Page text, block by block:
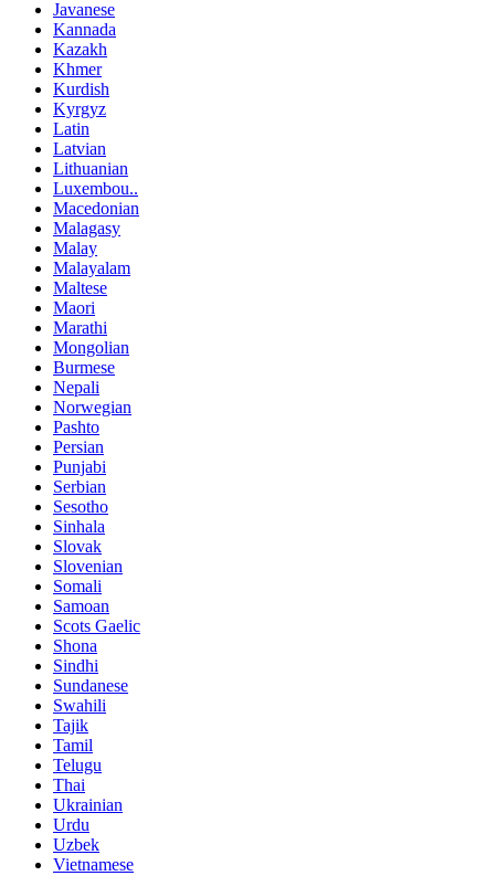
Javanese
Kannada
Kazakh
Khmer
Kurdish
Kyrgyz
Latin
Latvian
Lithuanian
Luxembou..
Macedonian
Malagasy
Malay
Malayalam
Maltese
Maori
Marathi
Mongolian
Burmese
Nepali
Norwegian
Pashto
Persian
Punjabi
Serbian
Sesotho
Sinhala
Slovak
Slovenian
Somali
Samoan
Scots Gaelic
Shona
Sindhi
Sundanese
Swahili
Tajik
Tamil
Telugu
Thai
Ukrainian
Urdu
Uzbek
Vietnamese